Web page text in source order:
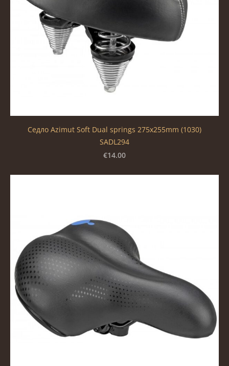
Седло Azimut Soft Dual springs 275x255mm (1030)
SADL294
€14.00